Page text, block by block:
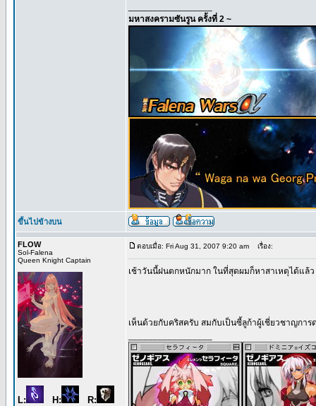
มหาสงครามซันรูน ครั้งที่ 2 ~
ขึ้นไปข้างบน
FLOW
Sol-Falena
Queen Knight Captain
L: H: R:
ตอบเมื่อ: Fri Aug 31, 2007 9:20 am เรื่อง:
เช้าวันนี้ฝนตกหนักมาก ในที่สุดผมก็หาสาเหตุได้แล้ว
เห็นด้วยกับคริสครับ สมกับเป็นซี้ลูก้าผู้เชี่ยวชาญกา